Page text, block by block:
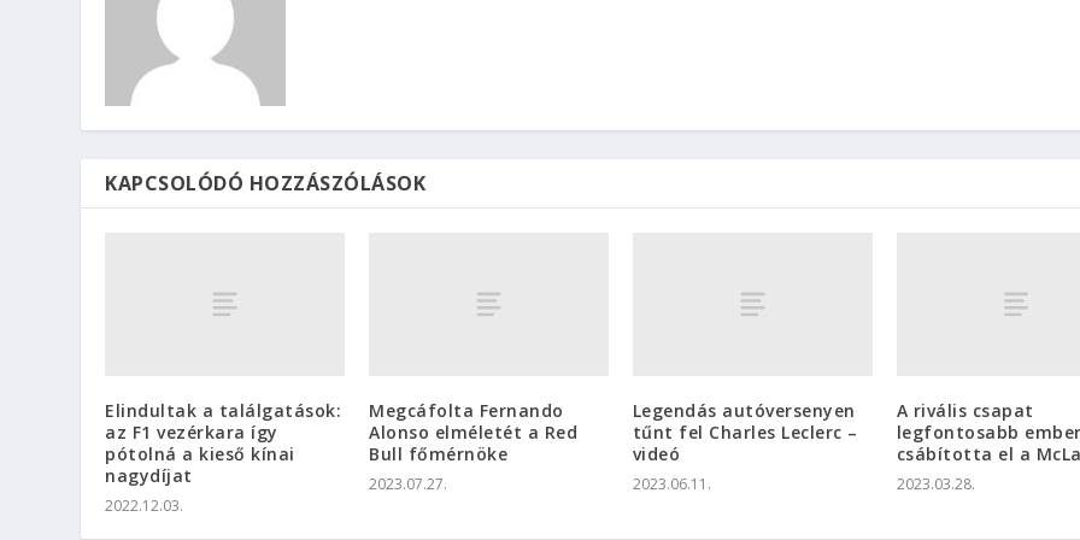
KAPCSOLÓDÓ HOZZÁSZÓLÁSOK
Elindultak a találgatások:
az F1 vezérkara így
pótolná a kieső kínai
nagydíjat
2022.12.03.
Megcáfolta Fernando
Alonso elméletét a Red
Bull főmérnöke
2023.07.27.
Legendás autóversenyen
tűnt fel Charles Leclerc –
videó
2023.06.11.
A rivális csapat
legfontosabb
csábította el a
2023.03.28.